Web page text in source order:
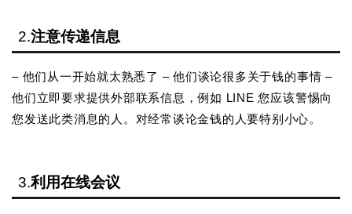
2.注意传递信息
– 他们从一开始就太熟悉了 – 他们谈论很多关于钱的事情 –
他们立即要求提供外部联系信息，例如 LINE 您应该警惕向
您发送此类消息的人。对经常谈论金钱的人要特别小心。
3.利用在线会议